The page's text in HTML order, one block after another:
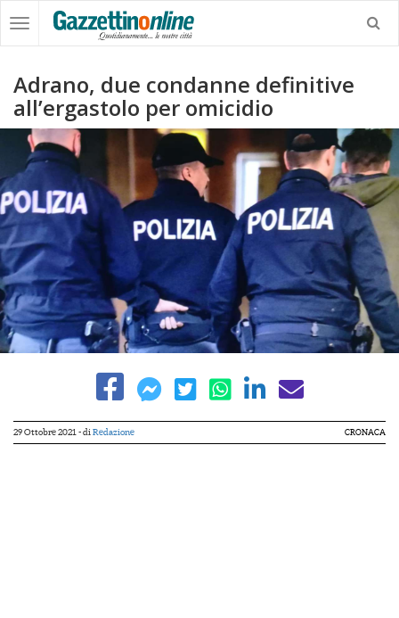
Adrano, due condanne definitive
all’ergastolo per omicidio
29 Ottobre 2021 - di Redazione CRONACA